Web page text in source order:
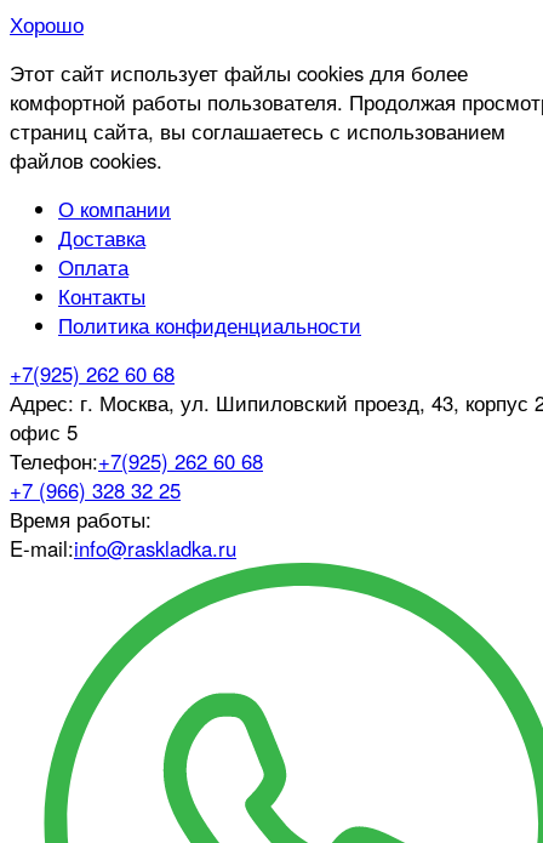
Хорошо
Этот сайт использует файлы cookies для более
комфортной работы пользователя. Продолжая
страниц сайта, вы соглашаетесь с использованием
файлов cookies.
О компании
Доставка
Оплата
Контакты
Политика конфиденциальности
+7(925) 262 60 68
Адрес: г. Москва, ул. Шипиловский проезд, 43, корпус
офис 5
Телефон:+7(925) 262 60 68
+7 (966) 328 32 25
Время работы:
E-mail:info@raskladka.ru